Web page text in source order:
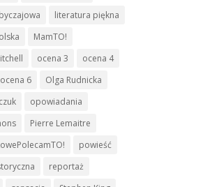
literatura piękna
MamTO!
ocena 3
ocena 4
ocena 6
Olga Rudnicka
opowiadania
Pierre Lemaitre
powieść
reportaż